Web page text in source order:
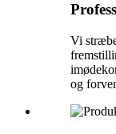
Vi
og